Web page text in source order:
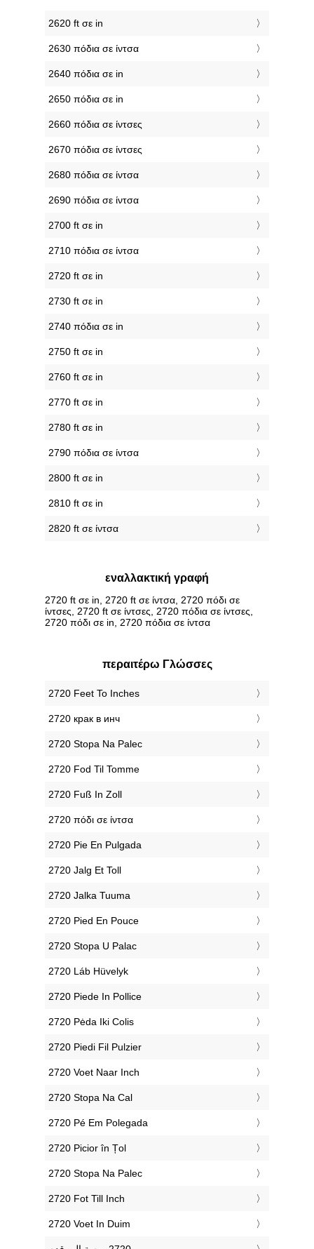
2620 ft σε in
2630 πόδια σε ίντσα
2640 πόδια σε in
2650 πόδια σε in
2660 πόδια σε ίντσες
2670 πόδια σε ίντσες
2680 πόδια σε ίντσα
2690 πόδια σε ίντσα
2700 ft σε in
2710 πόδια σε ίντσα
2720 ft σε in
2730 ft σε in
2740 πόδια σε in
2750 ft σε in
2760 ft σε in
2770 ft σε in
2780 ft σε in
2790 πόδια σε ίντσα
2800 ft σε in
2810 ft σε in
2820 ft σε ίντσα
εναλλακτική γραφή
2720 ft σε in, 2720 ft σε ίντσα, 2720 πόδι σε
ίντσες, 2720 ft σε ίντσες, 2720 πόδια σε ίντσες,
2720 πόδι σε in, 2720 πόδια σε ίντσα
περαιτέρω Γλώσσες
‎2720 Feet To Inches
‎2720 крак в инч
‎2720 Stopa Na Palec
‎2720 Fod Til Tomme
‎2720 Fuß In Zoll
‎2720 πόδι σε ίντσα
‎2720 Pie En Pulgada
‎2720 Jalg Et Toll
‎2720 Jalka Tuuma
‎2720 Pied En Pouce
‎2720 Stopa U Palac
‎2720 Láb Hüvelyk
‎2720 Piede In Pollice
‎2720 Pėda Iki Colis
‎2720 Piedi Fil Pulzier
‎2720 Voet Naar Inch
‎2720 Stopa Na Cal
‎2720 Pé Em Polegada
‎2720 Picior în Țol
‎2720 Stopa Na Palec
‎2720 Fot Till Inch
‎2720 Voet In Duim